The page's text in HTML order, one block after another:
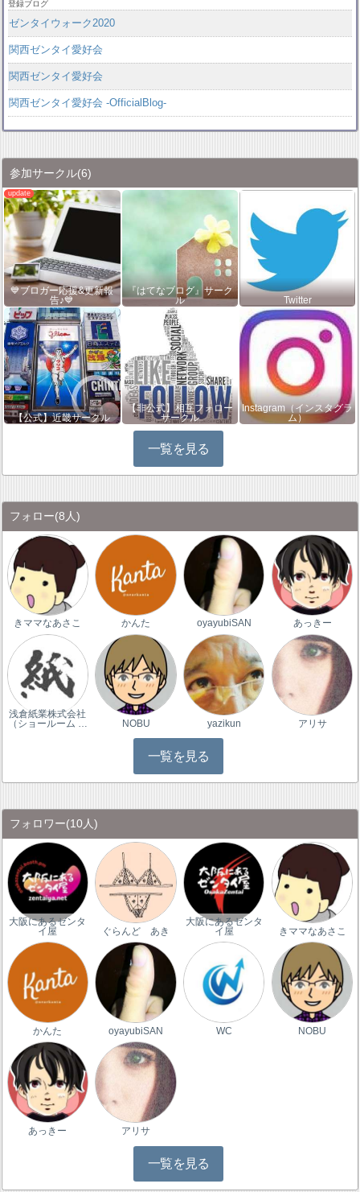
登録ブログ
ゼンタイウォーク2020
関西ゼンタイ愛好会
関西ゼンタイ愛好会
関西ゼンタイ愛好会 -OfficialBlog-
参加サークル(6)
💙ブロガー応援&更新報
告♪💙
『はてなブログ』サーク
ル
Twitter
【公式】近畿サークル
【非公式】相互フォロー
サークル
Instagram（インスタグラ
ム）
一覧を見る
フォロー(8人)
きママなあさこ かんた oyayubiSAN あっきー
浅倉紙業株式会社
（ショールーム …
NOBU yazikun アリサ
一覧を見る
フォロワー(10人)
大阪にあるゼンタ
イ屋
ぐらんど あき
大阪にあるゼンタ
イ屋
きママなあさこ
かんた oyayubiSAN WC NOBU
あっきー アリサ
一覧を見る